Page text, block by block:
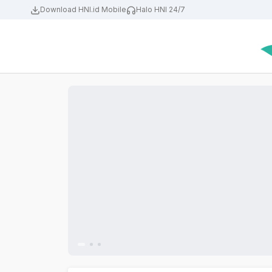
Download HNI.id Mobile Halo HNI 24/7